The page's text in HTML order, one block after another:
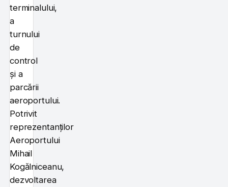
terminalului,
a
turnului
de
control
și a
parcării
aeroportului.
Potrivit
reprezentanților
Aeroportului
Mihail
Kogălniceanu,
dezvoltarea